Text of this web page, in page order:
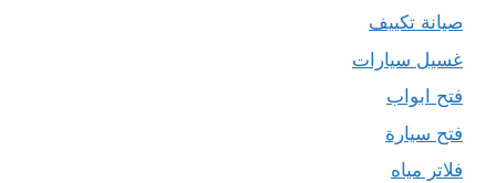
صيانة تكييف
غسيل سيارات
فتح ابواب
فتح سيارة
فلاتر مياه